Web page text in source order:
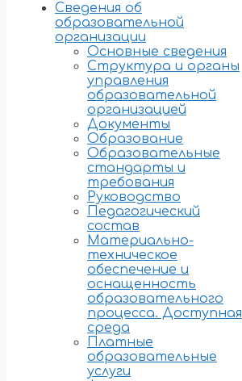
Сведения об
образовательной
организации
Основные сведения
Структура и органы
управления
образовательной
организацией
Документы
Образование
Образовательные
стандарты и
требования
Руководство
Педагогический
состав
Материально-
техническое
обеспечение и
оснащенность
образовательного
процесса. Доступная
среда
Платные
образовательные
услуги